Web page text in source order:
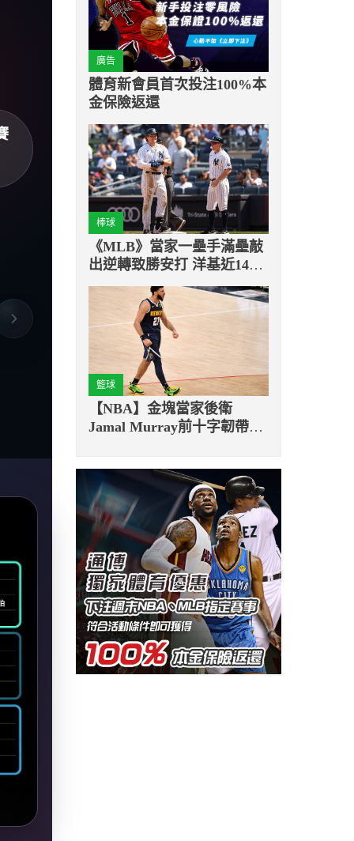
廣告
體育新會員首次投注100%本
金保險返還
棒球
《MLB》當家一壘手滿壘敲
出逆轉致勝安打 洋基近14戰
勇奪11勝
籃球
【NBA】金塊當家後衛
Jamal Murray前十字韌帶撕